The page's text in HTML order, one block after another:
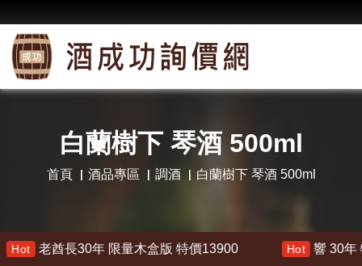
白蘭樹下 琴酒 500ml
首頁 酒品專區 調酒 白蘭樹下 琴酒 500ml
長30年 限量木盒版 特價13900 Hot 響 30年 特價